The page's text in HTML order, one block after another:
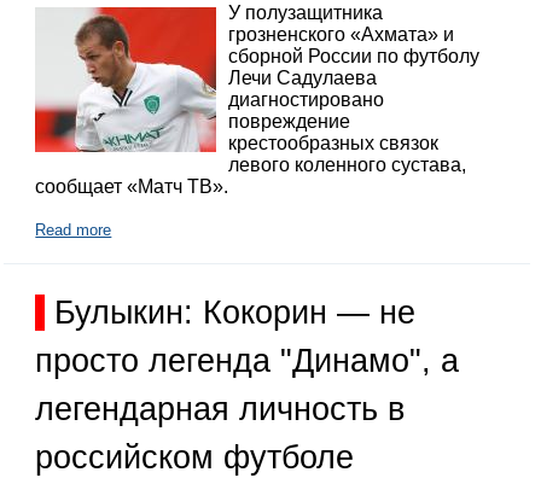
У полузащитника
грозненского «Ахмата» и
сборной России по футболу
Лечи Садулаева
диагностировано
повреждение
крестообразных связок
левого коленного сустава,
сообщает «Матч ТВ».
Read more
Булыкин: Кокорин — не
просто легенда "Динамо", а
легендарная личность в
российском футболе